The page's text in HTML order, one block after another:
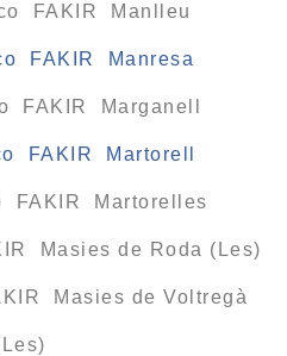
FAKIR Manlleu
FAKIR Manresa
FAKIR Marganell
FAKIR Martorell
FAKIR Martorelles
Masies de Roda (Les)
Masies de Voltregà